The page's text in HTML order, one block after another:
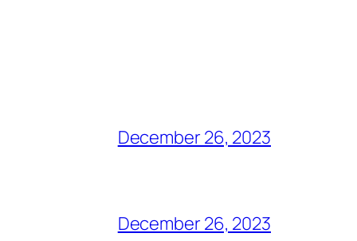
December 26, 2023
December 26, 2023